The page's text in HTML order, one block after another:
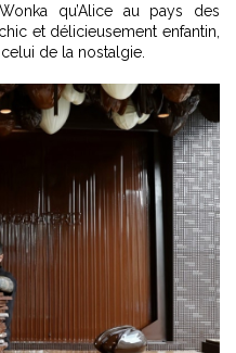
qu’Alice au pays des
et délicieusement enfantin,
de la nostalgie.